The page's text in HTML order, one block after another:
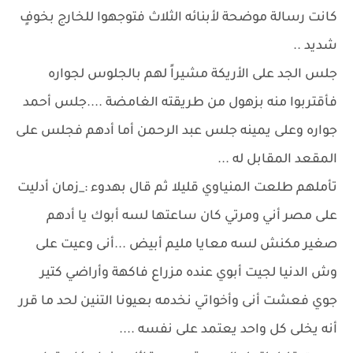
كانت رسالة موضحة لأبنائه الثلاث فتوجهوا للخارج بخوفٍ
شديد ..
جلس الجد على الأريكة مشيراً لهم بالجلوس لجواره
فأقتربوا منه بزهول من طريقته الغامضة ....جلس أحمد
جواره وعلى يمينه جلس عبد الرحمن أما أدهم فجلس على
المقعد المقابل له ...
تأملهم طلعت المنياوي قليلا ثم قال بهدوء :_زمان أدليت
على مصر أني ومرتي كان ساعتها لسه أبوك يا أدهم
صغير مكنش لسه معايا مليم أبيض ...أنى وعيت على
وش الدنيا لجيت أبوي عنده مزراع فاكهة وأراضي كتير
جوي فعشت أنى وأخواتي نخدمه بعيونا التنين لحد ما قرر
أنه يخلى كل واحد يعتمد على نفسه ....